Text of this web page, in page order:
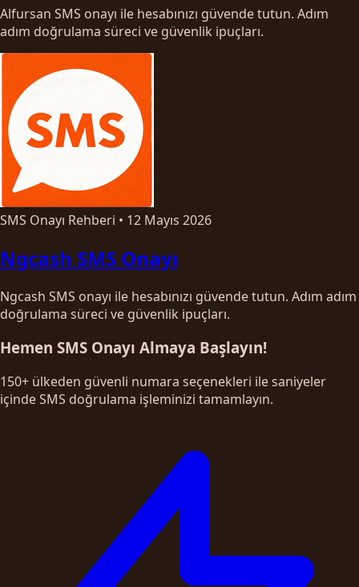
Alfursan SMS onayı ile hesabınızı güvende tutun. Adım
adım doğrulama süreci ve güvenlik ipuçları.
SMS Onayı Rehberi • 12 Mayıs 2026
Ngcash SMS Onayı
Ngcash SMS onayı ile hesabınızı güvende tutun. Adım adım
doğrulama süreci ve güvenlik ipuçları.
Hemen SMS Onayı Almaya Başlayın!
150+ ülkeden güvenli numara seçenekleri ile saniyeler
içinde SMS doğrulama işleminizi tamamlayın.